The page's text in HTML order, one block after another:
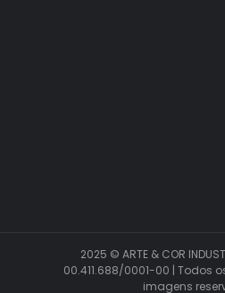
2025 © ARTE & COR
00.411.688/0001-00 | Todos
imagens